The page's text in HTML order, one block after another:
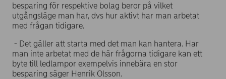
besparing för respektive bolag beror på vilket
utgångsläge man har, dvs hur aktivt har man arbetat
med frågan tidigare.
- Det gäller att starta med det man kan hantera. Har
man inte arbetat med de här frågorna tidigare kan ett
byte till ledlampor exempelvis innebära en stor
besparing säger Henrik Olsson.